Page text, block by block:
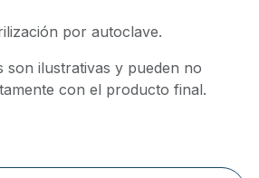
por autoclave.
son ilustrativas y pueden no
con el producto final.